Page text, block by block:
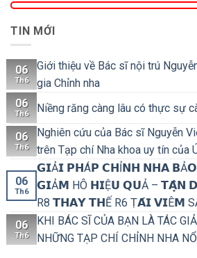
TIN MỚI
06
Th6
Giới thiệu về Bác sĩ nội trú
gia Chỉnh nha
06
Th6 Niềng răng càng lâu có thực sự
06
Th6
Nghiên cứu của Bác sĩ Nguyễn
trên Tạp chí Nha khoa uy tín của
06
Th6
𝗚𝗜Ả𝗜 𝗣𝗛Á𝗣 𝗖𝗛Ỉ𝗡𝗛 𝗡𝗛𝗔 𝗕Ả𝗢
𝗚𝗜Ả𝗠 HÔ 𝗛𝗜Ệ𝗨 𝗤𝗨Ả –
R8 𝗧𝗛𝗔𝗬 𝗧𝗛Ế R6 Ṭ𝗔́𝗜 𝗩𝗜Ê𝗠
06
Th6
KHI BÁC SĨ CỦA BẠN LÀ TÁC
NHỮNG TẠP CHÍ CHỈNH NHA